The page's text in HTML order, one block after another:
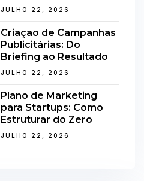
JULHO 22, 2026
Criação de Campanhas
Publicitárias: Do
Briefing ao Resultado
JULHO 22, 2026
Plano de Marketing
para Startups: Como
Estruturar do Zero
JULHO 22, 2026